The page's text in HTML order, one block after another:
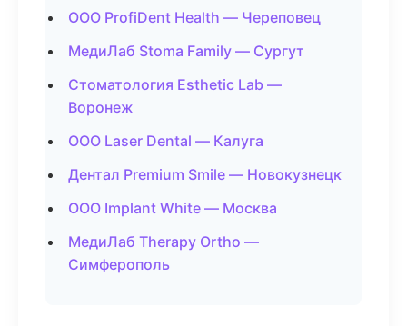
ООО ProfiDent Health — Череповец
МедиЛаб Stoma Family — Сургут
Стоматология Esthetic Lab —
Воронеж
ООО Laser Dental — Калуга
Дентал Premium Smile — Новокузнецк
ООО Implant White — Москва
МедиЛаб Therapy Ortho —
Симферополь